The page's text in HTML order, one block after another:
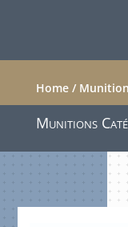
Home/
Munitions